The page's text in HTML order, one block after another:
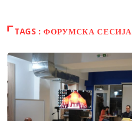
TAGS : ФОРУМСКА СЕСИЈА